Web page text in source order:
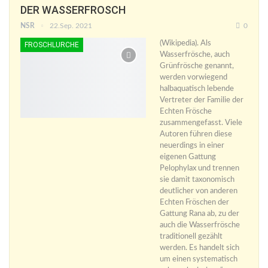
DER WASSERFROSCH
NSR 22.Sep. 2021 0
FROSCHLURCHE
(Wikipedia). Als
Wasserfrösche, auch
Grünfrösche genannt,
werden vorwiegend
halbaquatisch lebende
Vertreter der Familie der
Echten Frösche
zusammengefasst. Viele
Autoren führen diese
neuerdings in einer
eigenen Gattung
Pelophylax und trennen
sie damit taxonomisch
deutlicher von anderen
Echten Fröschen der
Gattung Rana ab, zu der
auch die Wasserfrösche
traditionell gezählt
werden. Es handelt sich
um einen systematisch